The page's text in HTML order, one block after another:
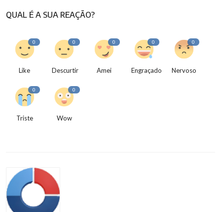
QUAL É A SUA REAÇÃO?
0
Like
0
Descurtir
0
Amei
0
Engraçado
0
Nervoso
0
Triste
0
Wow